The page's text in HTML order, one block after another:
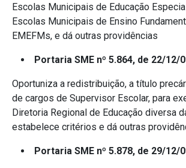
Escolas Municipais de Educação
Escolas Municipais de Ensino
EMEFMs, e dá outras providências
Portaria SME nº 5.864, de 22/12/
Oportuniza a redistribuição, a título
de cargos de Supervisor Escolar, para
Diretoria Regional de Educação diversa
estabelece critérios e dá outras
Portaria SME nº 5.878, de 29/12/